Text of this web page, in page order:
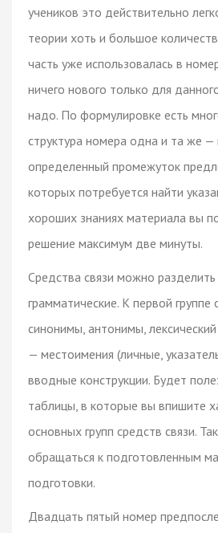
учеников это действительно
теории хоть и большое
часть уже использовалась в
ничего нового только для
надо. По формулировке есть
структура номера одна и та же
определенный промежуток
которых потребуется найти
хороших знаниях материала вы
решение максимум две минуты.
Средства связи можно разделить
грамматические. К первой группе
синонимы, антонимы,
— местоимения (личные,
вводные конструкции. Будет
таблицы, в которые вы впишите
основных групп средств связи.
обращаться к подготовленным
подготовки.
Двадцать пятый номер